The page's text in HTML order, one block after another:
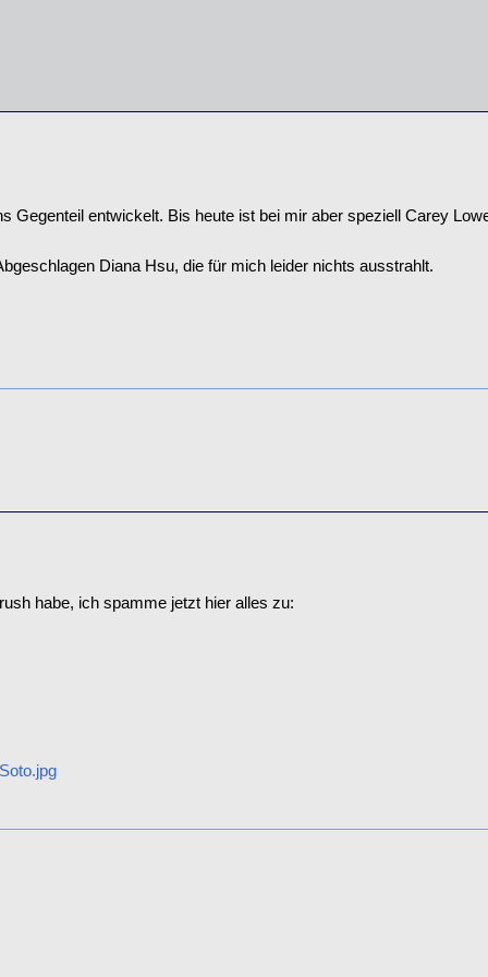
entwickelt. Bis heute ist bei mir aber speziell Carey
Diana Hsu, die für mich leider nichts ausstrahlt.
habe, ich spamme jetzt hier alles zu: